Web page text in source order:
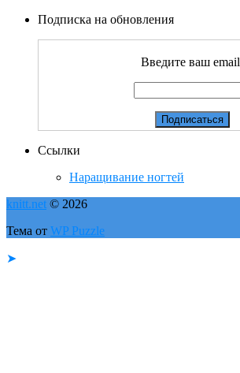
Подписка на обновления
Введите ваш
Ссылки
Наращивание ногтей
knitt.net © 2026
Тема от WP Puzzle
➤